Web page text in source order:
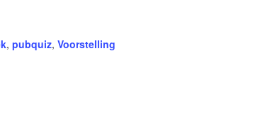
, pubquiz, Voorstelling